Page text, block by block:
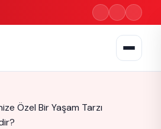
Özel Bir Yaşam Tarzı